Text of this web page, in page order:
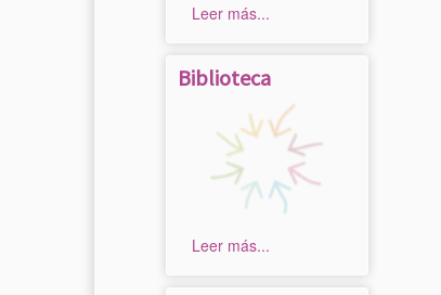
Leer más...
Biblioteca
Leer más...